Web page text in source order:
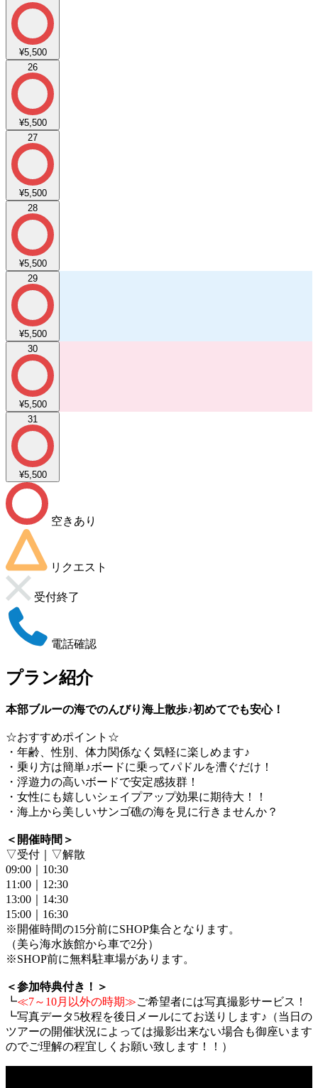
¥5,500
26
¥5,500
27
¥5,500
28
¥5,500
29
¥5,500
30
¥5,500
31
¥5,500
空きあり
リクエスト
受付終了
電話確認
プラン紹介
本部ブルーの海でのんびり海上散歩♪初めてでも安心！
☆おすすめポイント☆
・年齢、性別、体力関係なく気軽に楽しめます♪
・乗り方は簡単♪ボードに乗ってパドルを漕ぐだけ！
・浮遊力の高いボードで安定感抜群！
・女性にも嬉しいシェイプアップ効果に期待大！！
・海上から美しいサンゴ礁の海を見に行きませんか？
＜開催時間＞
▽受付｜▽解散
09:00｜10:30
11:00｜12:30
13:00｜14:30
15:00｜16:30
※開催時間の15分前にSHOP集合となります。
（美ら海水族館から車で2分）
※SHOP前に無料駐車場があります。
＜参加特典付き！＞
┗≪7～10月以外の時期≫ご希望者には写真撮影サービス！
┗写真データ5枚程を後日メールにてお送りします♪（当日の
ツアーの開催状況によっては撮影出来ない場合も御座います
のでご理解の程宜しくお願い致します！！）